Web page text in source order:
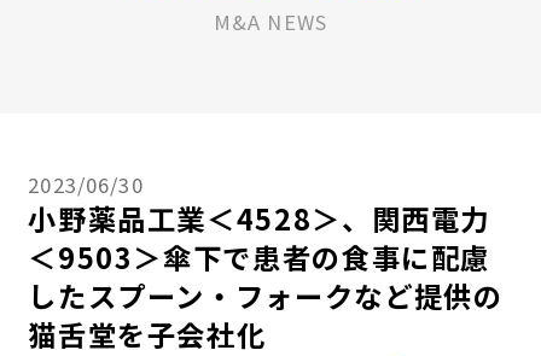
M&A NEWS
2023/06/30
小野薬品工業＜4528＞、関西電力
＜9503＞傘下で患者の食事に配慮
したスプーン・フォークなど提供の
猫舌堂を子会社化